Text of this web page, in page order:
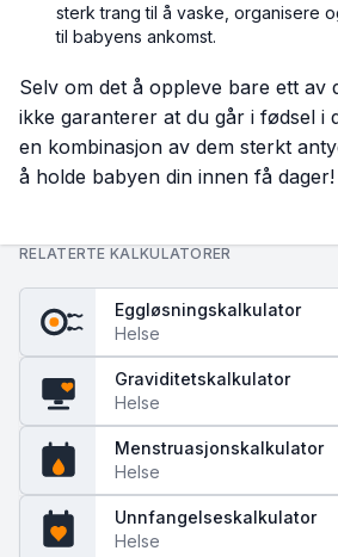
sterk trang til å vaske, organisere
til babyens ankomst.
Selv om det å oppleve bare ett av
ikke garanterer at du går i fødsel i
en kombinasjon av dem sterkt
å holde babyen din innen få dager!
RELATERTE KALKULATORER
Eggløsningskalkulator
Helse
Graviditetskalkulator
Helse
Menstruasjonskalkulator
Helse
Unnfangelseskalkulator
Helse